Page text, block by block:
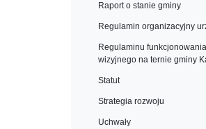
Raport o stanie gminy
Regulamin organizacyjny
Regulaminu
wizyjnego na ternie gminy
Statut
Strategia rozwoju
Uchwały